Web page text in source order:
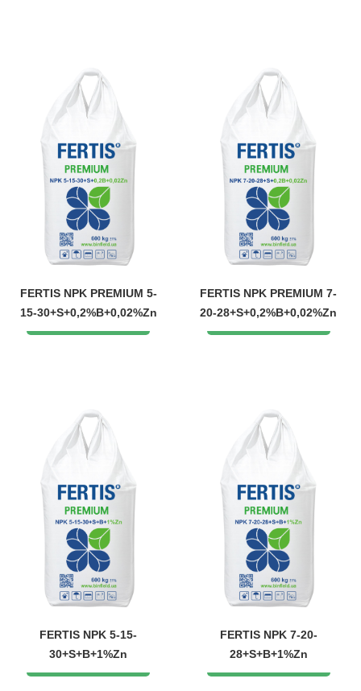
FERTIS NPK PREMIUM 5-
15-30+S+0,2%B+0,02%Zn
FERTIS NPK PREMIUM 7-
20-28+S+0,2%B+0,02%Zn
FERTIS NPK 5-15-
30+S+B+1%Zn
FERTIS NPK 7-20-
28+S+B+1%Zn